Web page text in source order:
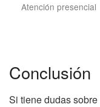
Atención presencial
Conclusión
Si tiene dudas sobre